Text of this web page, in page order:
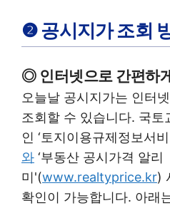
❷ 공시지가 조회
◎ 인터넷으로 간편하
오늘날 공시지가는 인터
조회할 수 있습니다. 국토
인 ‘토지이용규제정보서
와 ‘부동산 공시가격 알리
미'(www.realtyprice.kr)
확인이 가능합니다. 아래